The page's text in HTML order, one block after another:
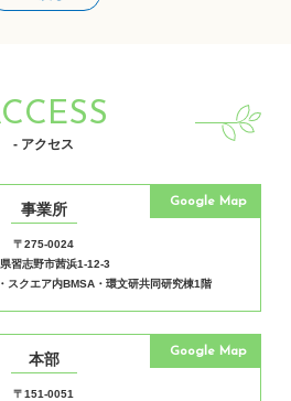
- アクセス
事業所
〒275-0024
習志野市茜浜1-12-3
スクエア内BMSA・環文研共同研究棟1階
Google Map
本部
〒151-0051
Google Map